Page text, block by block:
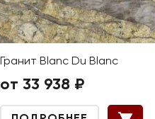
Гранит Blanc Du Blanc
от 33 938 ₽